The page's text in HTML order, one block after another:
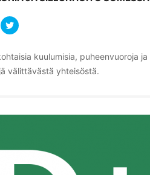
kuulumisia, puheenvuoroja ja
välittävästä yhteisöstä.